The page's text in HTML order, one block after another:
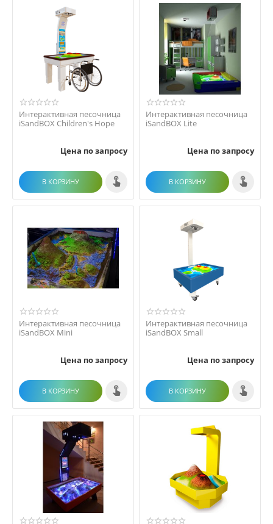
Интерактивная песочница
iSandBOX Children's Hope
Цена по запросу
В КОРЗИНУ
Интерактивная песочница
iSandBOX Lite
Цена по запросу
В КОРЗИНУ
Интерактивная песочница
iSandBOX Mini
Цена по запросу
В КОРЗИНУ
Интерактивная песочница
iSandBOX Small
Цена по запросу
В КОРЗИНУ